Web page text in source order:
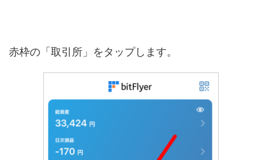
赤枠の「取引所」をタップします。